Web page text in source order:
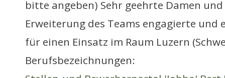
bitte angeben) Sehr geehrte Damen
Erweiterung des Teams engagierte und
für einen Einsatz im Raum Luzern
Berufsbezeichnungen: